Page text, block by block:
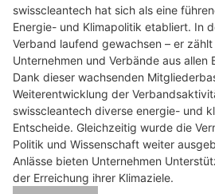
swisscleantech hat sich als eine
Energie- und Klimapolitik etabliert. In
Verband laufend gewachsen – er
Unternehmen und Verbände aus allen
Dank dieser wachsenden
Weiterentwicklung der
swisscleantech diverse energie- und
Entscheide. Gleichzeitig wurde die
Politik und Wissenschaft weiter
Anlässe bieten Unternehmen
der Erreichung ihrer Klimaziele.